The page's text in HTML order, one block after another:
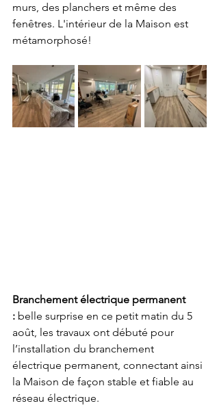
murs, des planchers et même des
fenêtres. L'intérieur de la Maison est
métamorphosé!
Branchement électrique permanent
: belle surprise en ce petit matin du 5
août, les travaux ont débuté pour
l’installation du branchement
électrique permanent, connectant ainsi
la Maison de façon stable et fiable au
réseau électrique.